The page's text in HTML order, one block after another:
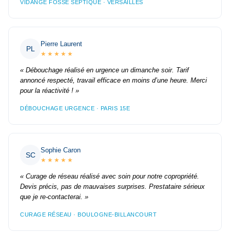
VIDANGE FOSSE SEPTIQUE · VERSAILLES
PL
Pierre Laurent
★★★★★
« Débouchage réalisé en urgence un dimanche soir. Tarif
annoncé respecté, travail efficace en moins d’une heure. Merci
pour la réactivité ! »
DÉBOUCHAGE URGENCE · PARIS 15E
SC
Sophie Caron
★★★★★
« Curage de réseau réalisé avec soin pour notre copropriété.
Devis précis, pas de mauvaises surprises. Prestataire sérieux
que je re-contacterai. »
CURAGE RÉSEAU · BOULOGNE-BILLANCOURT